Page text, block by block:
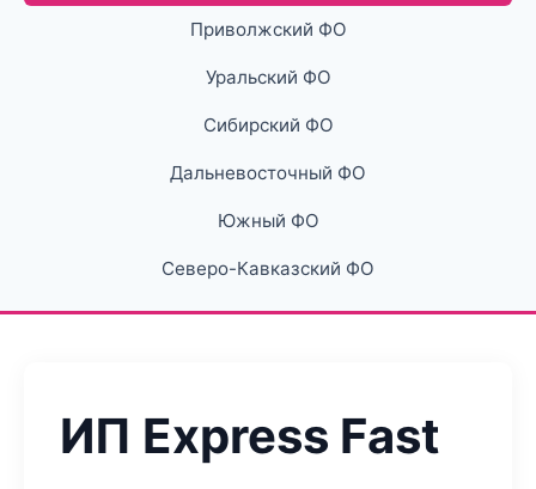
Приволжский ФО
Уральский ФО
Сибирский ФО
Дальневосточный ФО
Южный ФО
Северо-Кавказский ФО
ИП Express Fast